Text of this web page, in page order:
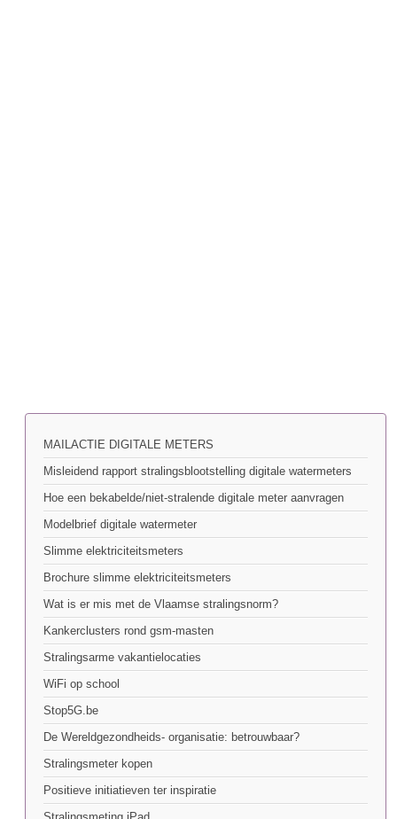
MAILACTIE DIGITALE METERS
Misleidend rapport stralingsblootstelling digitale watermeters
Hoe een bekabelde/niet-stralende digitale meter aanvragen
Modelbrief digitale watermeter
Slimme elektriciteitsmeters
Brochure slimme elektriciteitsmeters
Wat is er mis met de Vlaamse stralingsnorm?
Kankerclusters rond gsm-masten
Stralingsarme vakantielocaties
WiFi op school
Stop5G.be
De Wereldgezondheids- organisatie: betrouwbaar?
Stralingsmeter kopen
Positieve initiatieven ter inspiratie